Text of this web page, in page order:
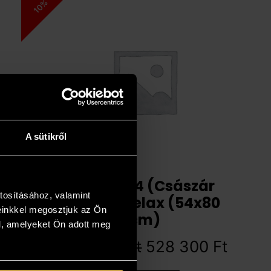
A sütikről
valamint
megosztjuk az Ön
amelyeket Ön adott meg
10%
Shane 54 (Császár
Előd) – Relax (54x80
cm)
Ft 528 300 Ft